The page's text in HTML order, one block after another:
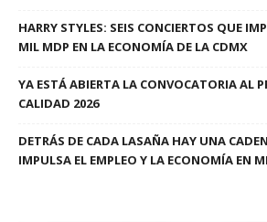
HARRY STYLES: SEIS CONCIERTOS QUE
MIL MDP EN LA ECONOMÍA DE LA CDMX
YA ESTÁ ABIERTA LA CONVOCATORIA AL
CALIDAD 2026
DETRÁS DE CADA LASAÑA HAY UNA
IMPULSA EL EMPLEO Y LA ECONOMÍA EN